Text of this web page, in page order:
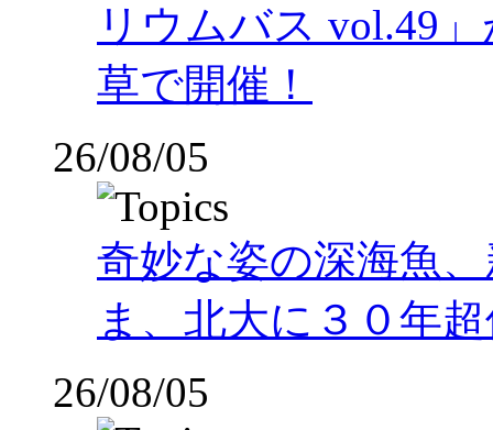
リウムバス vol.49
草で開催！
26/08/05
奇妙な姿の深海魚
ま、北大に３０年
26/08/05